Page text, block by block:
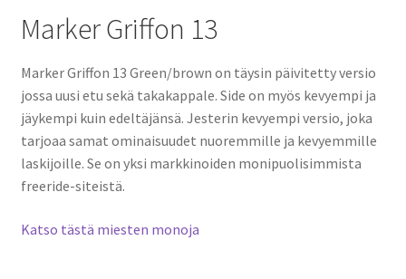
Marker Griffon 13
Marker Griffon 13 Green/brown on täysin päivitetty versio
jossa uusi etu sekä takakappale. Side on myös kevyempi ja
jäykempi kuin edeltäjänsä. Jesterin kevyempi versio, joka
tarjoaa samat ominaisuudet nuoremmille ja kevyemmille
laskijoille. Se on yksi markkinoiden monipuolisimmista
freeride-siteistä.
Katso tästä miesten monoja